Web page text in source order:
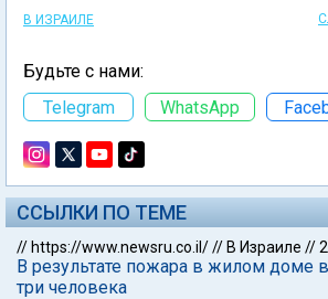
В ИЗРАИЛЕ
Будьте с нами:
Telegram
WhatsApp
ССЫЛКИ ПО ТЕМЕ
// https://www.newsru.co.il/// В Израиле //
В результате пожара в жилом доме
три человека